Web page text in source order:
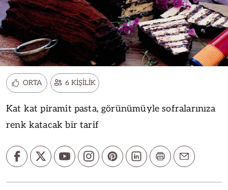
ORTA 6 KİŞİLİK
Kat kat piramit pasta, görünümüyle sofralarınıza
renk katacak bir tarif